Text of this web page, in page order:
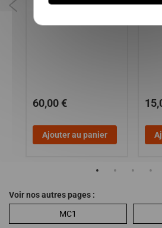
60,00 €
Ajouter au panier
JS60
Voir nos autres pages :
MC1